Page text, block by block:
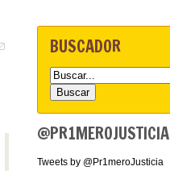
BUSCADOR
@PR1MEROJUSTICIA
Tweets by @Pr1meroJusticia